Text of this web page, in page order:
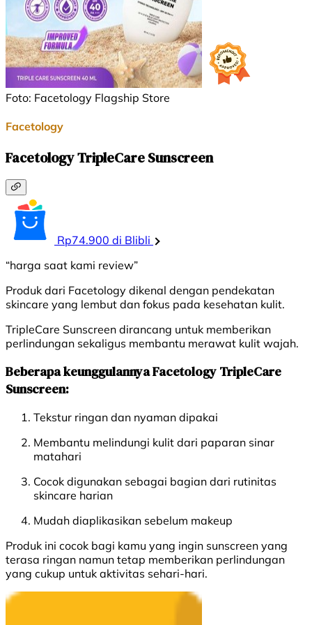
Foto: Facetology Flagship Store
Facetology
Facetology TripleCare Sunscreen
Rp74.900 di Blibli
“harga saat kami review”
Produk dari Facetology dikenal dengan pendekatan
skincare yang lembut dan fokus pada kesehatan kulit.
TripleCare Sunscreen dirancang untuk memberikan
perlindungan sekaligus membantu merawat kulit wajah.
Beberapa keunggulannya Facetology TripleCare
Sunscreen:
Tekstur ringan dan nyaman dipakai
Membantu melindungi kulit dari paparan sinar
matahari
Cocok digunakan sebagai bagian dari rutinitas
skincare harian
Mudah diaplikasikan sebelum makeup
Produk ini cocok bagi kamu yang ingin sunscreen yang
terasa ringan namun tetap memberikan perlindungan
yang cukup untuk aktivitas sehari-hari.